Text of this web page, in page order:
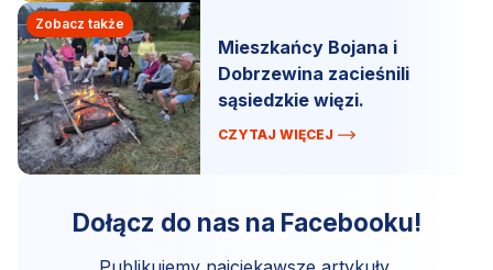
Zobacz także
Mieszkańcy Bojana i
Dobrzewina zacieśnili
sąsiedzkie więzi.
CZYTAJ WIĘCEJ
Dołącz do nas na Facebooku!